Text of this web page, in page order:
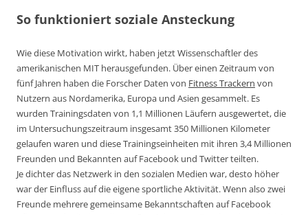
So funktioniert soziale Ansteckung
Wie diese Motivation wirkt, haben jetzt Wissenschaftler des
amerikanischen MIT herausgefunden. Über einen Zeitraum von
fünf Jahren haben die Forscher Daten von Fitness Trackern von
Nutzern aus Nordamerika, Europa und Asien gesammelt. Es
wurden Trainingsdaten von 1,1 Millionen Läufern ausgewertet, die
im Untersuchungszeitraum insgesamt 350 Millionen Kilometer
gelaufen waren und diese Trainingseinheiten mit ihren 3,4 Millionen
Freunden und Bekannten auf Facebook und Twitter teilten.
Je dichter das Netzwerk in den sozialen Medien war, desto höher
war der Einfluss auf die eigene sportliche Aktivität. Wenn also zwei
Freunde mehrere gemeinsame Bekanntschaften auf Facebook